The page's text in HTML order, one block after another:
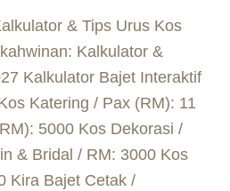
& Tips Urus Kos
Kalkulator &
Kalkulator Bajet Interaktif
Katering / Pax (RM): 11
5000 Kos Dekorasi /
& Bridal / RM: 3000 Kos
Kira Bajet Cetak /